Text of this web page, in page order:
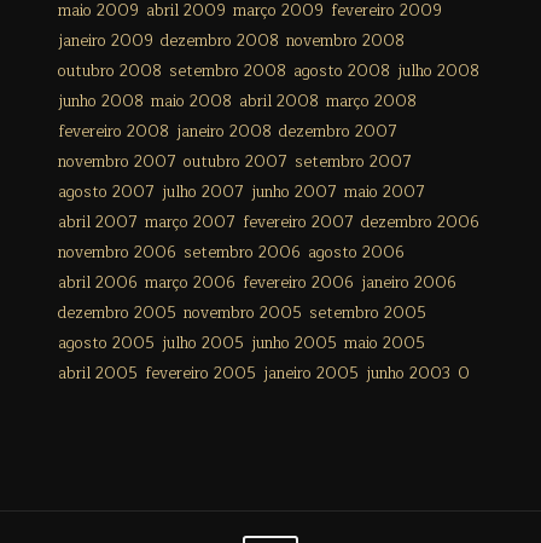
maio 2009 abril 2009 março 2009 fevereiro 2009
janeiro 2009 dezembro 2008 novembro 2008
outubro 2008 setembro 2008 agosto 2008 julho 2008
junho 2008 maio 2008 abril 2008 março 2008
fevereiro 2008 janeiro 2008 dezembro 2007
novembro 2007 outubro 2007 setembro 2007
agosto 2007 julho 2007 junho 2007 maio 2007
abril 2007 março 2007 fevereiro 2007 dezembro 2006
novembro 2006 setembro 2006 agosto 2006
abril 2006 março 2006 fevereiro 2006 janeiro 2006
dezembro 2005 novembro 2005 setembro 2005
agosto 2005 julho 2005 junho 2005 maio 2005
abril 2005 fevereiro 2005 janeiro 2005 junho 2003 0